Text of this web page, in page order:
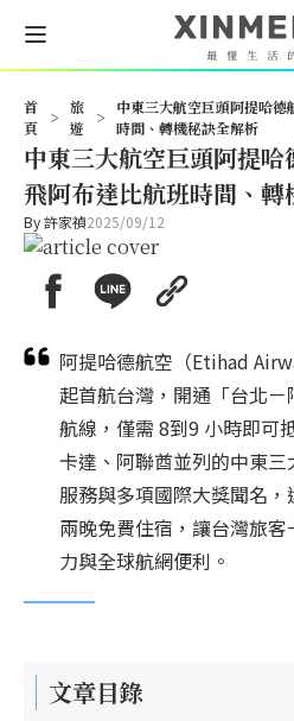
首
頁
>
旅
遊
>
中東三大航空巨頭阿提哈
時間、轉機秘訣全解析
中東三大航空巨頭阿提
飛阿布達比航班時間、轉
By許家禎2025/09/12
阿提哈德航空（Etihad
起首航台灣，開通「台北
航線，僅需 8到9 小時即可
卡達、阿聯酋並列的中東
服務與多項國際大獎聞名
兩晚免費住宿，讓台灣旅
力與全球航網便利。
文章目錄